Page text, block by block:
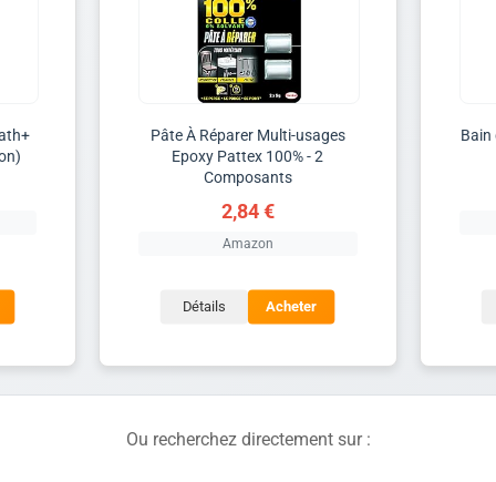
Pâte À Réparer Multi-usages
Epoxy Pattex 100% - 2
Composants
2,84 €
Amazon
Détails Acheter
Bain
Ou recherchez directement sur :